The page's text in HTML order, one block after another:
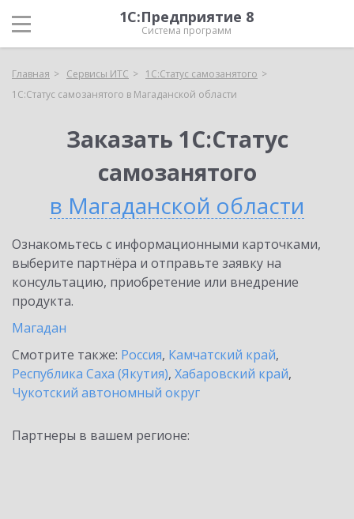
1С:Предприятие 8
Система программ
Главная Сервисы ИТС
1С:Статус самозанятого
1С:Статус самозанятого в Магаданской области
Заказать 1С:Статус
самозанятого
в Магаданской области
Ознакомьтесь с информационными карточками,
выберите партнёра и отправьте заявку на
консультацию, приобретение или внедрение
продукта.
Магадан
Смотрите также: Россия, Камчатский край,
Республика Саха (Якутия), Хабаровский край,
Чукотский автономный округ
Партнеры в вашем регионе: